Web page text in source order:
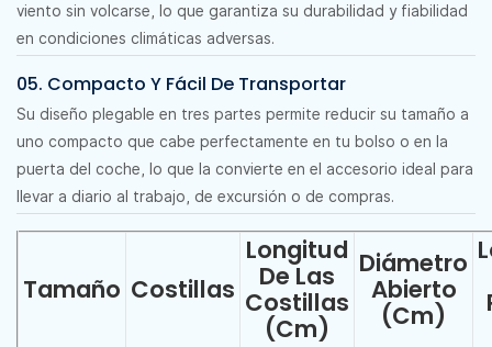
viento sin volcarse, lo que garantiza su durabilidad y fiabilidad
en condiciones climáticas adversas.
05. Compacto Y Fácil De Transportar
Su diseño plegable en tres partes permite reducir su tamaño a
uno compacto que cabe perfectamente en tu bolso o en la
puerta del coche, lo que la convierte en el accesorio ideal para
llevar a diario al trabajo, de excursión o de compras.
Tamaño Costillas
Longitud
De Las
Costillas
(cm)
Diámetro
Abierto
(cm)